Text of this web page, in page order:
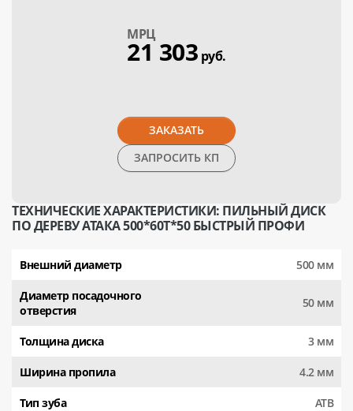
МPЦ
21 303 руб.
ЗАКАЗАТЬ
ЗАПРОСИТЬ КП
ТЕХНИЧЕСКИЕ ХАРАКТЕРИСТИКИ: ПИЛЬНЫЙ ДИСК
ПО ДЕРЕВУ АТАКА 500*60T*50 БЫСТРЫЙ ПРОФИ
Внешний диаметр 500 мм
Диаметр посадочного
отверстия
50 мм
Толщина диска 3 мм
Ширина пропила 4.2 мм
Тип зуба АТВ